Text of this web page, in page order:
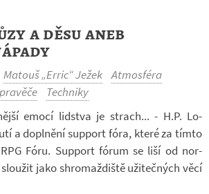
a děsu aneb
Matouš „Erric“ Ježek Atmosféra
Techniky
emocí lid­stva je strach... - H.P. Lo­
a do­pl­nění sup­port fóra, které za tímto
Fóru. Sup­port fórum se liší od nor­
jako shro­maž­diště uži­teč­ných věcí